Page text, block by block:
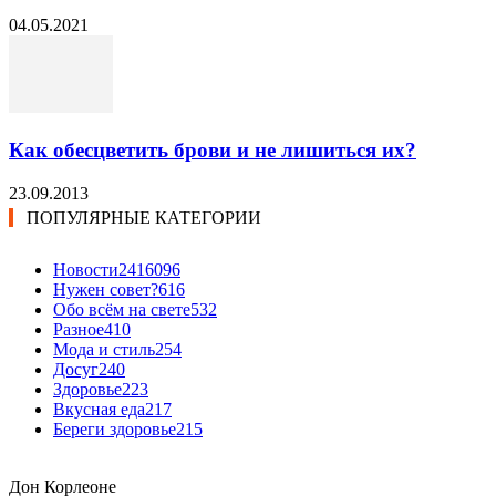
04.05.2021
Как обесцветить брови и не лишиться их?
23.09.2013
ПОПУЛЯРНЫЕ КАТЕГОРИИ
Новости2416096
Нужен совет?616
Обо всём на свете532
Разное410
Мода и стиль254
Досуг240
Здоровье223
Вкусная еда217
Береги здоровье215
Дон Корлеоне